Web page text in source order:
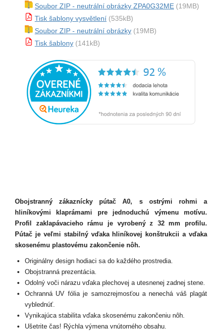
Soubor ZIP - neutrální obrázky ZPA0G32ME (19MB)
Tisk šablony vysvětlení (535kB)
Soubor ZIP - neutrální obrázky (19MB)
Tisk šablony (141kB)
Obojstranný zákaznícky pútač A0, s ostrými rohmi a
hliníkovými klaprámami pre jednoduchú výmenu motívu.
Profil zaklapávacieho rámu je vyrobený z 32 mm profilu.
Pútač je veľmi stabilný vďaka hliníkovej konštrukcii a vďaka
skosenému plastovému zakončenie nôh.
Originálny design hodiaci sa do každého prostredia.
Obojstranná prezentácia.
Odolný voči nárazu vďaka plechovej a utesnenej zadnej stene.
Ochranná UV fólia je samozrejmosťou a nenechá váš plagát
vyblednúť.
Vynikajúca stabilita vďaka skosenému zakončeniu nôh.
Ušetrite čas! Rýchla výmena vnútorného obsahu.